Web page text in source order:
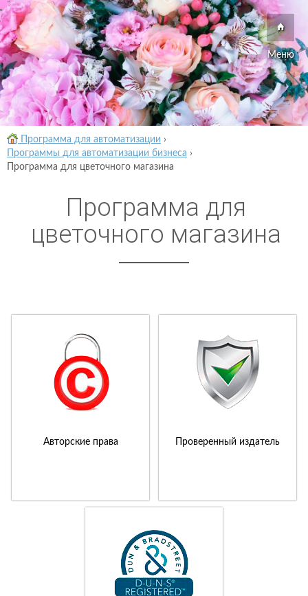
Меню
Программа для автоматизации ›
Программы для автоматизации бизнеса ›
Программа для цветочного магазина
Программа для
цветочного магазина
Авторские права Проверенный издатель